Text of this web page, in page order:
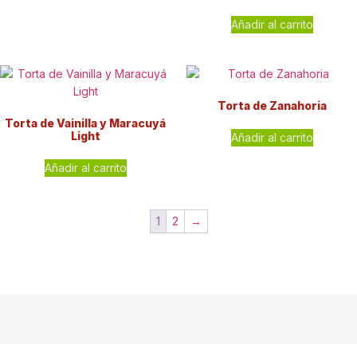
Añadir al carrito
Torta de Vainilla y Maracuyá
Light
Añadir al carrito
Torta de Zanahoria
Añadir al carrito
1 2 →